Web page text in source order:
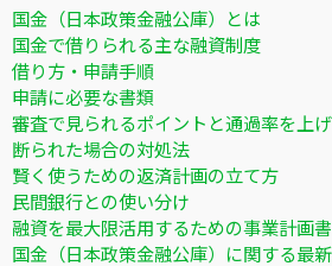
国金（日本政策金融公庫）とは
国金で借りられる主な融資制度
借り方・申請手順
申請に必要な書類
審査で見られるポイントと通過率を上
断られた場合の対処法
賢く使うための返済計画の立て方
民間銀行との使い分け
融資を最大限活用するための事業計画
国金（日本政策金融公庫）に関する最